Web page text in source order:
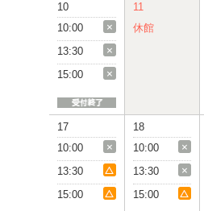
10
10:00
13:30
15:00
11
休館
17
10:00
13:30
15:00
18
10:00
13:30
15:00